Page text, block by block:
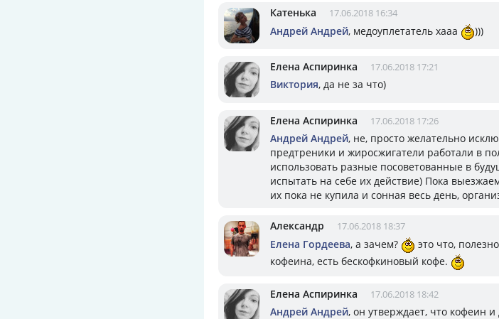
Катенька 17.06.2018 16:34
Андрей Андрей, медоуплетатель хааа )))
Елена Аспиринка 17.06.2018 17:21
Виктория, да не за что)
Елена Аспиринка 17.06.2018 17:26
Андрей Андрей, не, просто желательно
предтреники и жиросжигатели работали в
использовать разные посоветованные в
испытать на себе их действие) Пока
их пока не купила и сонная весь день,
Александр 17.06.2018 18:37
Елена Гордеева, а зачем?
это что,
кофеина, есть бескофкиновый кофе.
Елена Аспиринка 17.06.2018 18:42
Андрей Андрей, он утверждает, что кофеин